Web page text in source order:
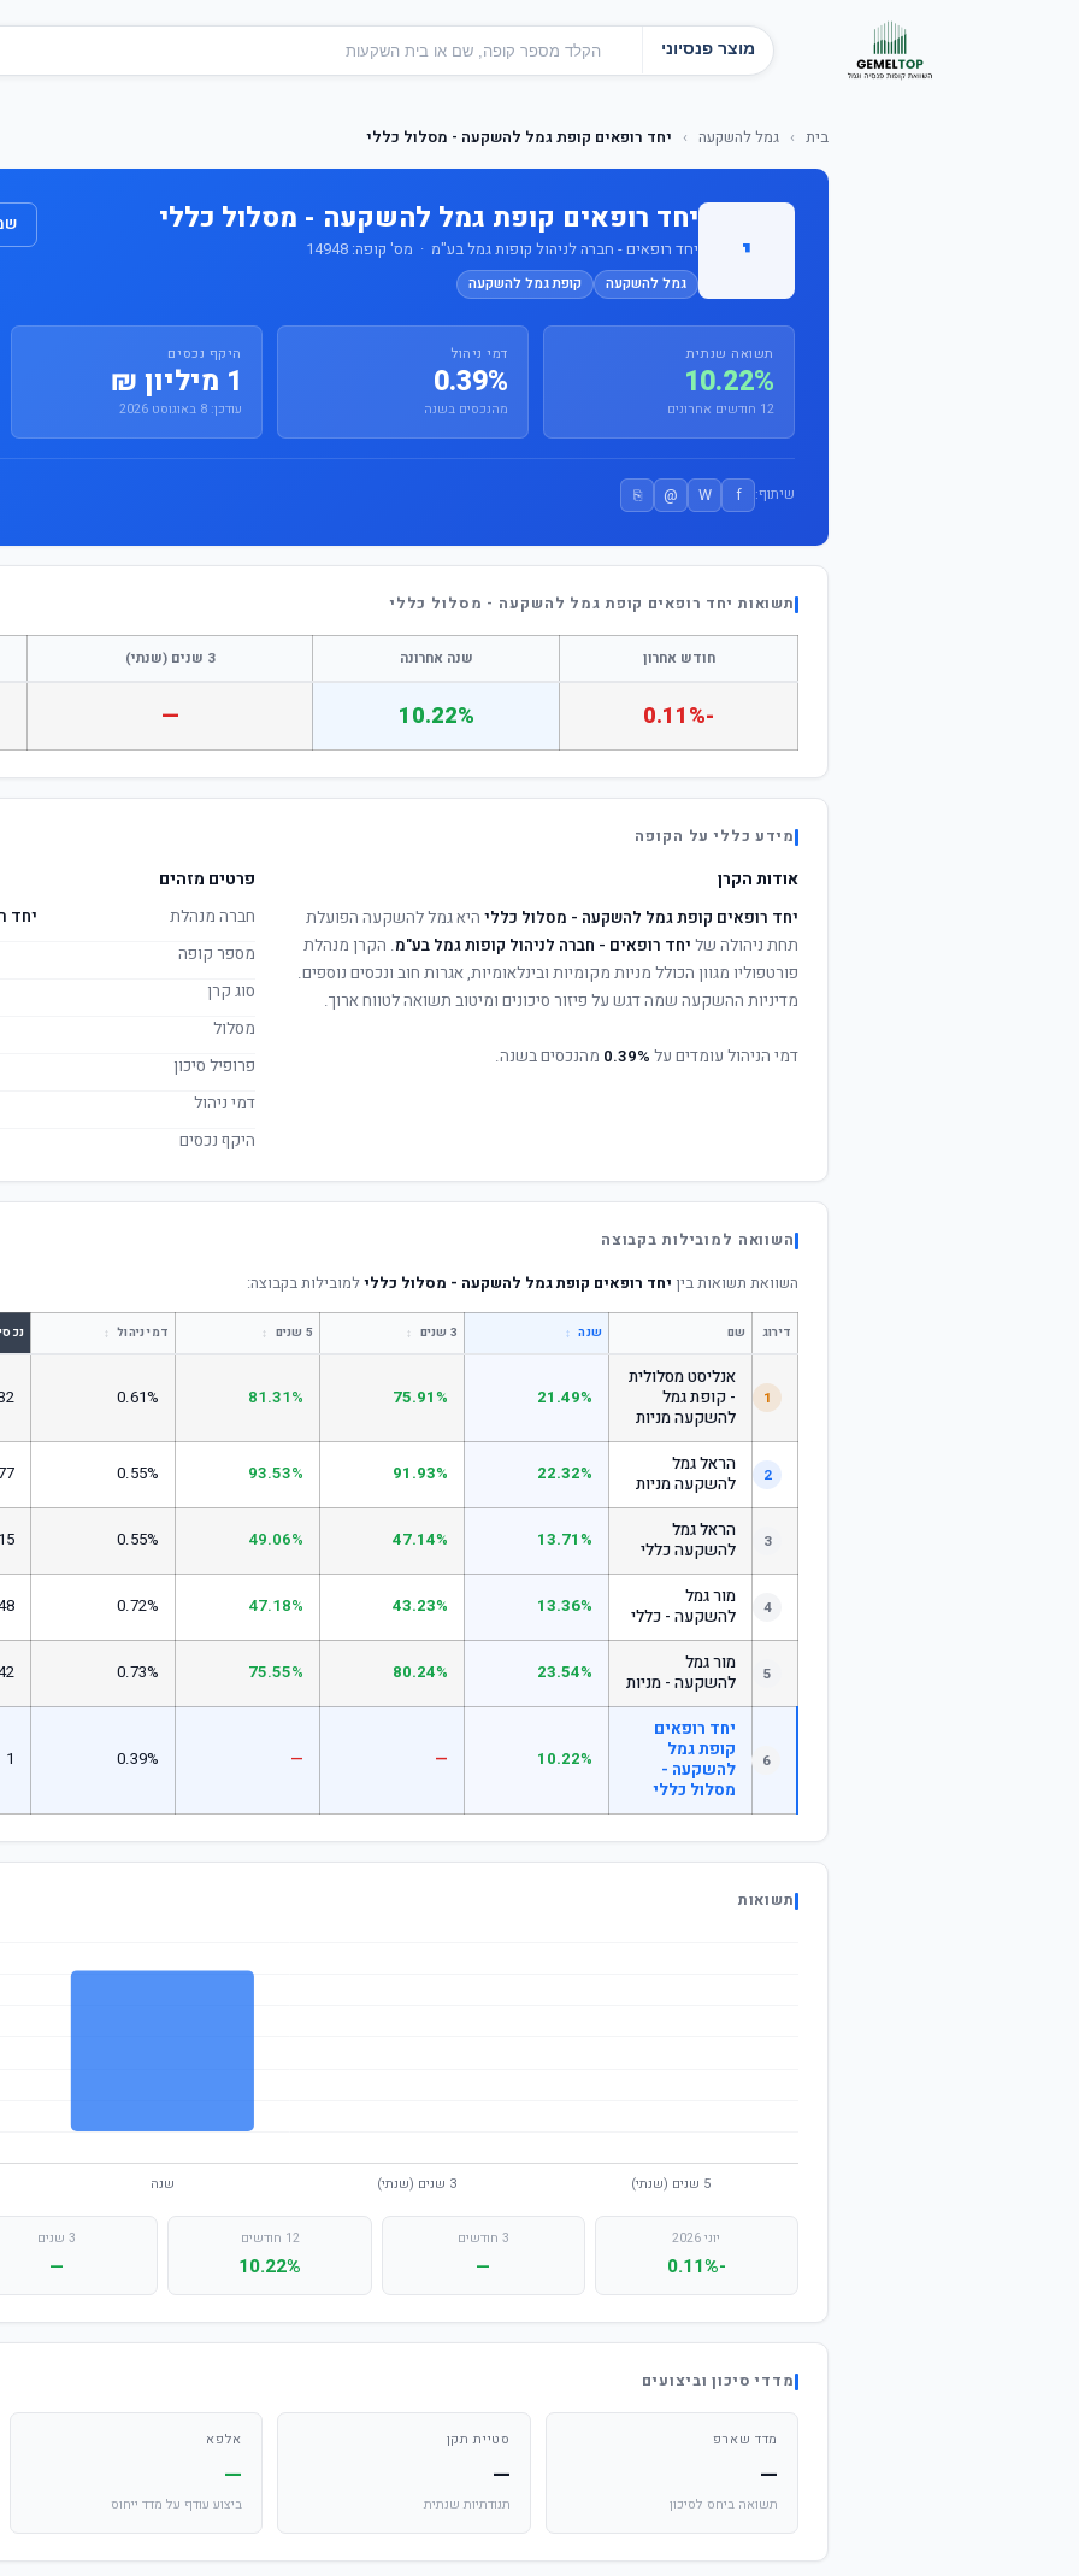
מוצר פנסיוני
בית › גמל להשקעה › יחד רופאים קופת גמל להשקעה - מסלול כללי
י
יחד רופאים קופת גמל להשקעה - מסלול כללי
יחד רופאים - חברה לניהול קופות גמל בע"מ · מס' קופה: 14948
גמל להשקעה קופת גמל להשקעה
תשואה שנתית
10.22%
12 חודשים אחרונים
דמי ניהול
0.39%
מהנכסים בשנה
היקף נכסים
1 מיליון ₪
עודכן: 8 באוגוסט 2026
שיתוף: f
W
@
⎘
תשואות יחד רופאים קופת גמל להשקעה - מסלול כללי
חודש אחרון שנה אחרונה 3 שנים (שנתי)
-0.11%
10.22%
—
מידע כללי על הקופה
אודות הקרן
יחד רופאים קופת גמל להשקעה - מסלול כללי היא גמל להשקעה הפועלת
תחת ניהולה של יחד רופאים - חברה לניהול קופות גמל בע"מ. הקרן מנהלת
פורטפוליו מגוון הכולל מניות מקומיות ובינלאומיות, אגרות חוב ונכסים נוספים.
מדיניות ההשקעה שמה דגש על פיזור סיכונים ומיטוב תשואה לטווח ארוך.
דמי הניהול עומדים על 0.39% מהנכסים בשנה.
פרטים מזהים
חברה מנהלת
יחד
מספר קופה
סוג קרן
מסלול
פרופיל סיכון
דמי ניהול
היקף נכסים
השוואה למובילות בקבוצה
השוואת תשואות בין יחד רופאים קופת גמל להשקעה - מסלול כללילמובילות בקבוצה:
דירוג שם שנה ↕ 3 שנים ↕ 5 שנים ↕ דמי ניהול ↕
1
אנליסט מסלולית
- קופת גמל
להשקעה מניות
21.49%
75.91%
81.31%
0.61%
2
הראל גמל
להשקעה מניות
22.32%
91.93%
93.53%
0.55%
3
הראל גמל
להשקעה כללי
13.71%
47.14%
49.06%
0.55%
4
מור גמל
להשקעה - כללי
13.36%
43.23%
47.18%
0.72%
5
מור גמל
להשקעה - מניות
23.54%
80.24%
75.55%
0.73%
6
יחד רופאים
קופת גמל
להשקעה -
מסלול כללי
10.22%
—
—
0.39%
1
תשואות
יוני 2026
-0.11%
3 חודשים
—
12 חודשים
10.22%
3 שנים
—
מדדי סיכון וביצועים
מדד שארפ
—
תשואה ביחס לסיכון
סטיית תקן
—
תנודתיות שנתית
אלפא
—
ביצוע עודף על מדד ייחוס